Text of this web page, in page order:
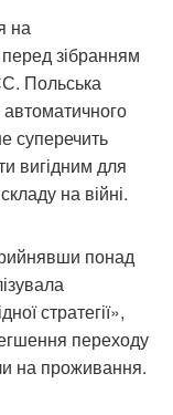
на
зібранням
Польська
суперечить
вигідним для
на війні.
понад
стратегії»,
переходу
на проживання.